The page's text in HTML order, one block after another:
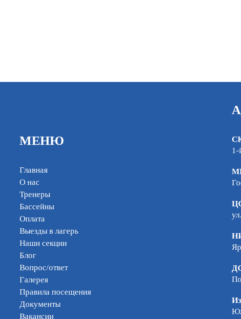
МЕНЮ
Главная
О нас
Тренеры
Бассейны
Оплата
Выезды в лагерь
Наши секции
Блог
Вопрос/ответ
Галерея
Правила посещения
Документы
Вакансии
1-